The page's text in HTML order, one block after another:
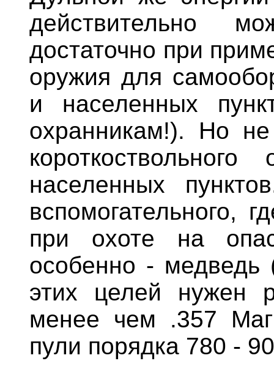
действительно
достаточно при
оружия для
и населенных
охранникам!). Но
населенных
вспомогательного,
при охоте на
особенно -
этих целей нужен
менее чем .357
пули порядка 780 -